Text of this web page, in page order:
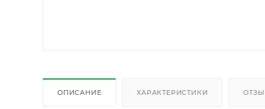
ОПИСАНИЕ ХАРАКТЕРИСТИКИ